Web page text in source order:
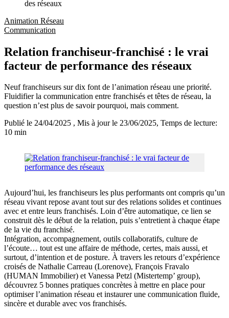
des réseaux
Animation Réseau
Communication
Relation franchiseur-franchisé : le vrai
facteur de performance des réseaux
Neuf franchiseurs sur dix font de l’animation réseau une priorité.
Fluidifier la communication entre franchisés et têtes de réseau, la
question n’est plus de savoir pourquoi, mais comment.
Publié le 24/04/2025 , Mis à jour le 23/06/2025, Temps de lecture:
10 min
Aujourd’hui, les franchiseurs les plus performants ont compris qu’un
réseau vivant repose avant tout sur des relations solides et continues
avec et entre leurs franchisés. Loin d’être automatique, ce lien se
construit dès le début de la relation, puis s’entretient à chaque étape
de la vie du franchisé.
Intégration, accompagnement, outils collaboratifs, culture de
l’écoute… tout est une affaire de méthode, certes, mais aussi, et
surtout, d’intention et de posture. À travers les retours d’expérience
croisés de Nathalie Carreau (Lorenove), François Fravalo
(HUMAN Immobilier) et Vanessa Petzl (Mistertemp’ group),
découvrez 5 bonnes pratiques concrètes à mettre en place pour
optimiser l’animation réseau et instaurer une communication fluide,
sincère et durable avec vos franchisés.